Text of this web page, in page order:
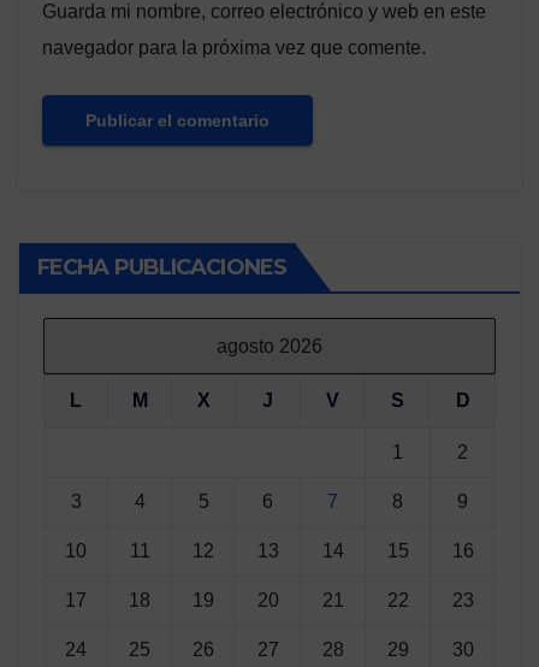
Guarda mi nombre, correo electrónico y web en este
navegador para la próxima vez que comente.
FECHA PUBLICACIONES
agosto 2026
L M X J V S D
1 2
3 4 5 6 7 8 9
10 11 12 13 14 15 16
17 18 19 20 21 22 23
24 25 26 27 28 29 30